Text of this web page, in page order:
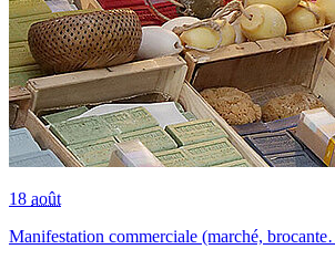
18 août
Manifestation commerciale (marché,